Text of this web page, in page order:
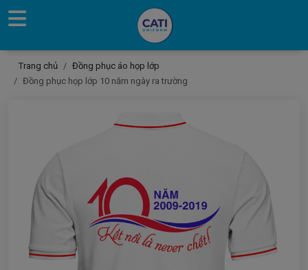
Trang chủ
Đồng phục áo họp lớp
Đồng phục họp lớp 10 năm ngày ra trường